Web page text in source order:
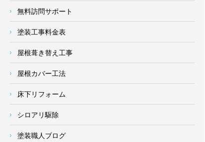
無料訪問サポート
塗装工事料金表
屋根葺き替え工事
屋根カバー工法
床下リフォーム
シロアリ駆除
塗装職人ブログ